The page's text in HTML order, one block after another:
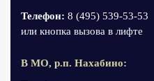
Телефон: 8 (495) 539-53-53
или кнопка вызова в лифте
В МО, р.п. Нахабино: